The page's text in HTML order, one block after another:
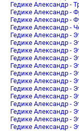
Гедике Александр -
Гедике Александр -
Гедике Александр -
Гедике Александр -
Гедике Александр -
Гедике Александр -
Гедике Александр -
Гедике Александр -
Гедике Александр -
Гедике Александр -
Гедике Александр -
Гедике Александр -
Гедике Александр -
Гедике Александр -
Гедике Александр -
Гедике Александр -
Гедике Александр -